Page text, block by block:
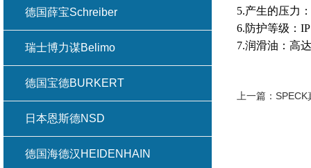
5.产生的压力
6.防护等级：IP
7.润滑油：高
上一篇： SPECK
德国薛宝Schreiber
瑞士博力谋Belimo
德国宝德BURKERT
日本恩斯德NSD
德国海德汉HEIDENHAIN